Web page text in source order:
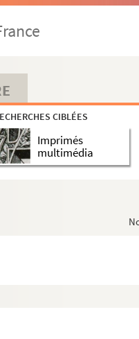
CIBLÉES
Imprimés
multimédia